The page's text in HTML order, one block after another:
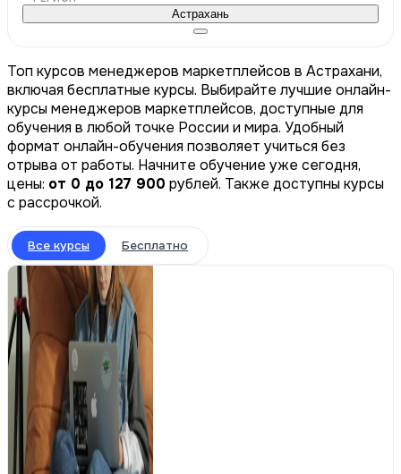
Астрахань
Топ курсов менеджеров маркетплейсов в Астрахани,
включая бесплатные курсы. Выбирайте лучшие онлайн-
курсы менеджеров маркетплейсов, доступные для
обучения в любой точке России и мира. Удобный
формат онлайн-обучения позволяет учиться без
отрыва от работы. Начните обучение уже сегодня,
цены: от 0 до 127 900 рублей. Также доступны курсы
с рассрочкой.
Все курсы Бесплатно